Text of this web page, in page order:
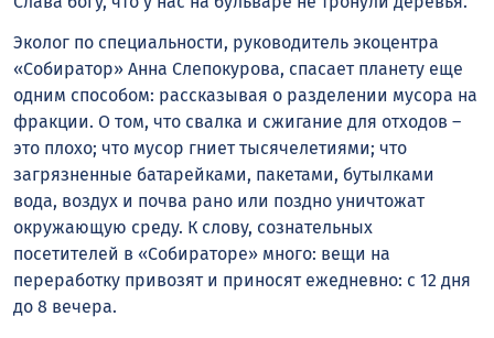
Эколог по специальности, руководитель экоцентра
«Собиратор» Анна Слепокурова, спасает планету еще
одним способом: рассказывая о разделении мусора на
фракции. О том, что свалка и сжигание для отходов –
это плохо; что мусор гниет тысячелетиями; что
загрязненные батарейками, пакетами, бутылками
вода, воздух и почва рано или поздно уничтожат
окружающую среду. К слову, сознательных
посетителей в «Собираторе» много: вещи на
переработку привозят и приносят ежедневно: с 12 дня
до 8 вечера.